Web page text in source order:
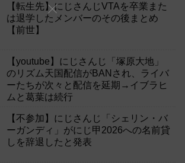
【転生先】にじさんじVTAを卒業また
は退学したメンバーのその後まとめ
【前世】
【youtube】にじさんじ「塚原大地」
のリズム天国配信がBANされ、ライバ
ーたちが次々と配信を延期→イブラヒ
ムと葛葉は続行
【不参加】にじさんじ「シェリン・バ
ーガンディ」がにじ甲2026への名前貸
しを辞退したと発表